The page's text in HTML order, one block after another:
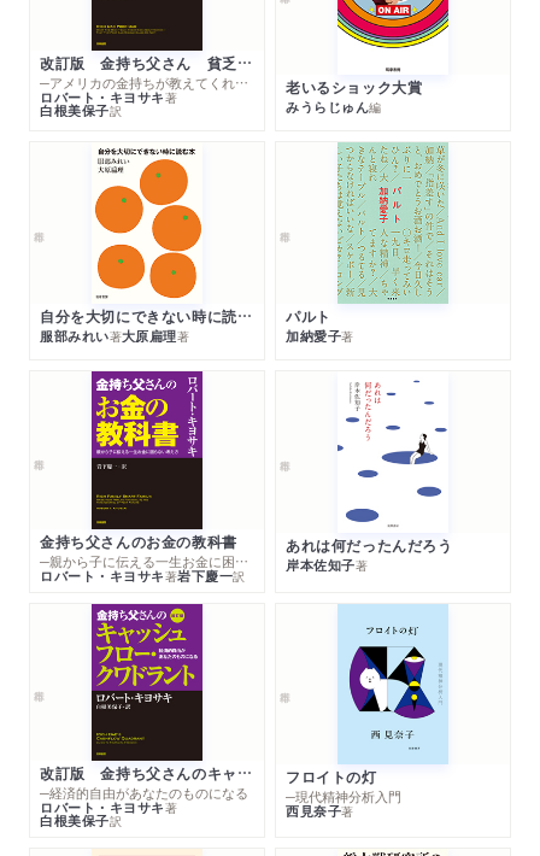
改訂版 金持ち父さん 貧乏父さん
─アメリカの金持ちが教えてくれるお金の哲学
ロバート・キヨサキ著
白根美保子訳
老いるショック大賞
みうらじゅん編
自分を大切にできない時に読む本
服部みれい著大原扁理著
パルト
加納愛子著
金持ち父さんのお金の教科書
─親から子に伝える一生お金に困らない考え方
ロバート・キヨサキ著岩下慶一訳
あれは何だったんだろう
岸本佐知子著
改訂版 金持ち父さんのキャッシュフロー・クワドラント
─経済的自由があなたのものになる
ロバート・キヨサキ著
白根美保子訳
フロイトの灯
─現代精神分析入門
西見奈子著